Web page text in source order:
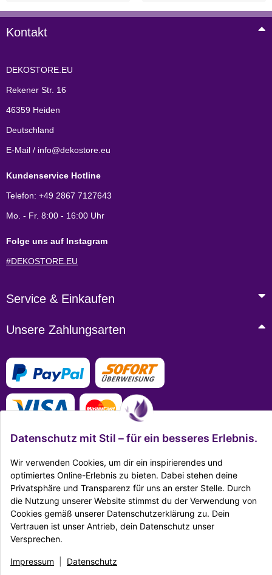
Kontakt
DEKOSTORE.EU
Rekener Str. 16
46359 Heiden
Deutschland
E-Mail / info@dekostore.eu
Kundenservice Hotline
Telefon: +49 2867 7127643
Mo. - Fr. 8:00 - 16:00 Uhr
Folge uns auf Instagram
#DEKOSTORE.EU
Service & Einkaufen
Unsere Zahlungsarten
Mehr Infos zu den Zahlungsarten
Ausgezeichnet Zertifiziert
Impressum|
Unternehmen
Datenschutz mit Stil – für ein besseres Erlebnis.
Wir verwenden Cookies, um dir ein inspirierendes und
optimiertes Online-Erlebnis zu bieten. Dabei stehen deine
Privatsphäre und Transparenz für uns an erster Stelle. Durch
die Nutzung unserer Website stimmst du der Verwendung von
Cookies gemäß unserer Datenschutzerklärung zu. Dein
Vertrauen ist unser Antrieb, dein Datenschutz unser
Versprechen.
Impressum Datenschutz